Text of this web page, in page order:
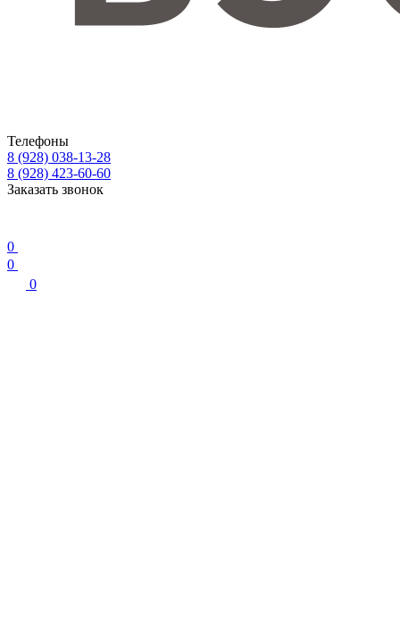
Телефоны
8 (928) 038-13-28
8 (928) 423-60-60
Заказать звонок
0
0
0